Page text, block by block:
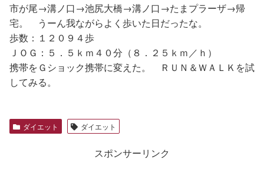
市が尾→溝ノ口→池尻大橋→溝ノ口→たまプラーザ→帰
宅。 うーん我ながらよく歩いた日だったな。
歩数：１２０９４歩
ＪＯＧ：５．５ｋｍ４０分（８．２５ｋｍ／ｈ）
携帯をＧショック携帯に変えた。 ＲＵＮ＆ＷＡＬＫを試
してみる。
ダイエット ダイエット
スポンサーリンク